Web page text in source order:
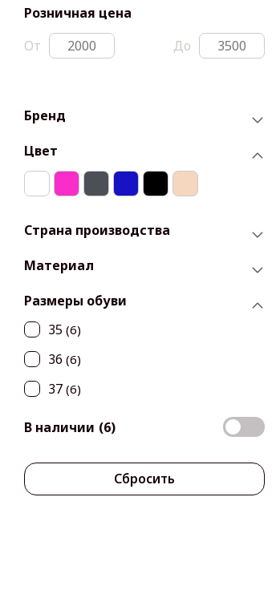
Розничная цена
От
До
Бренд
Цвет
Страна производства
Материал
Размеры обуви
35 (6)
36 (6)
37 (6)
В наличии (6)
Сбросить